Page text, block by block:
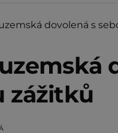
dovolená s
zážitků